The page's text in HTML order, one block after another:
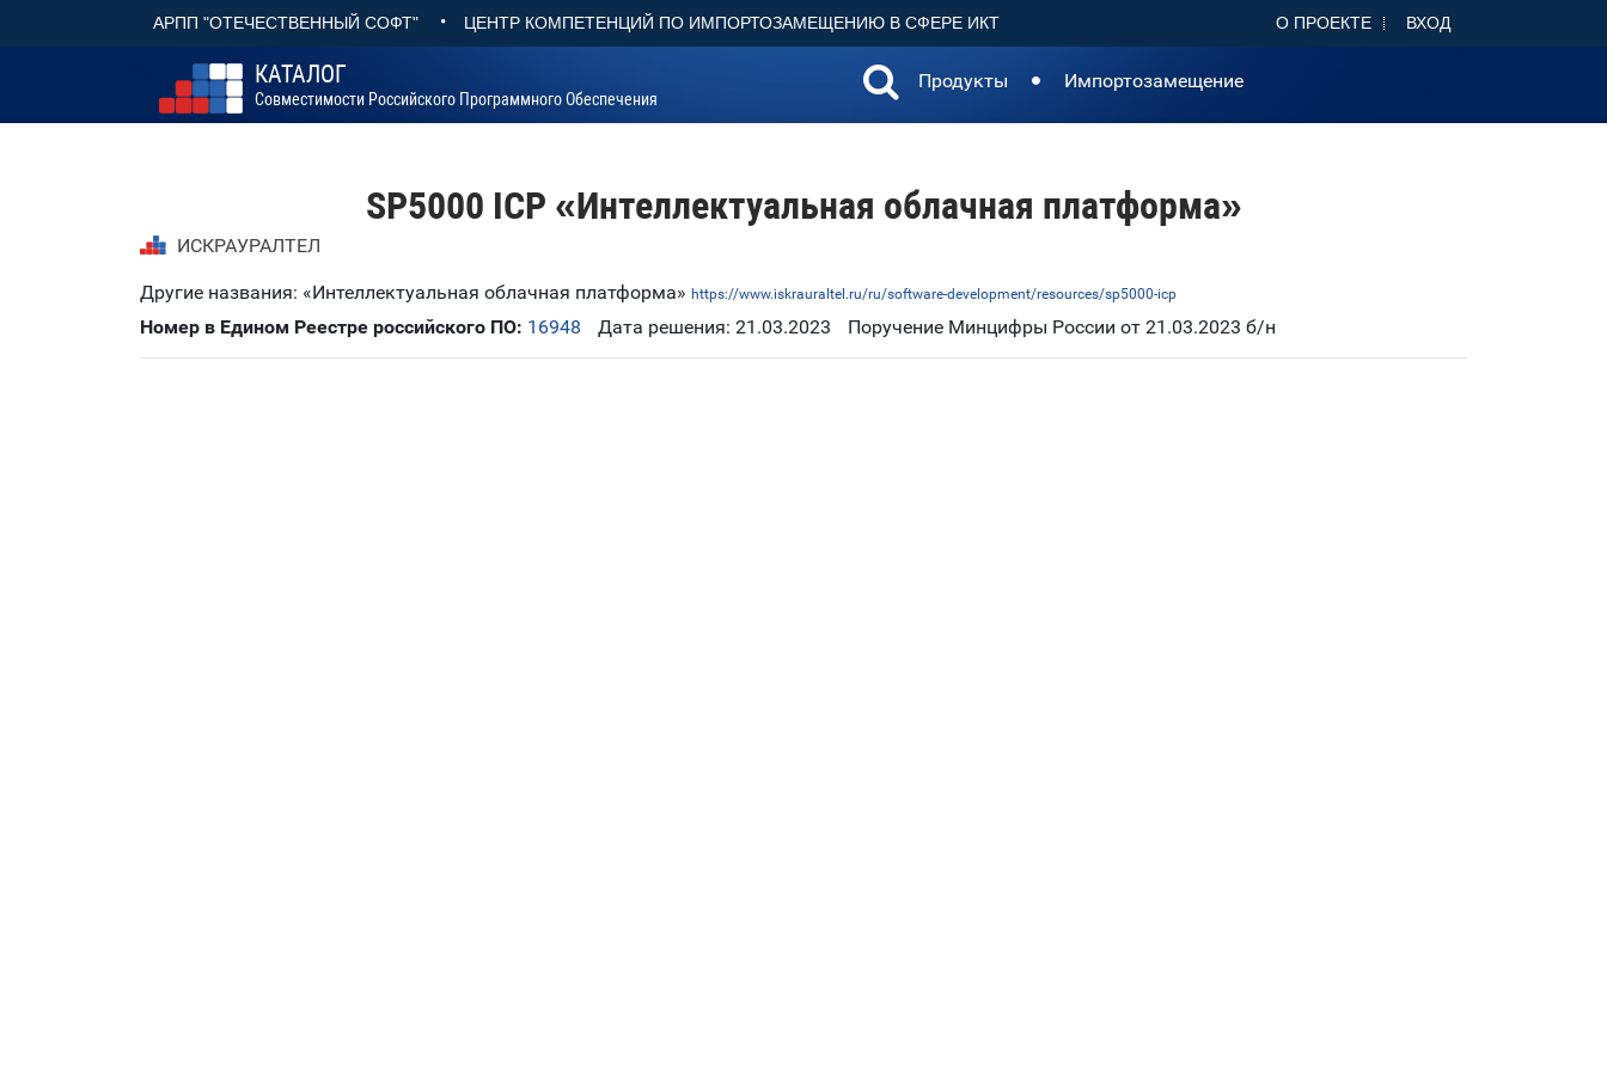
АРПП "ОТЕЧЕСТВЕННЫЙ СОФТ" • ЦЕНТР КОМПЕТЕНЦИЙ ПО ИМПОРТОЗАМЕЩЕНИЮ В СФЕРЕ ИКТ О ПРОЕКТЕ ВХОД
КАТАЛОГ
Совместимости Российского Программного Обеспечения
Продукты Импортозамещение
SP5000 ICP «Интеллектуальная облачная платформа»
ИСКРАУРАЛТЕЛ
Другие названия: «Интеллектуальная облачная платформа» https://www.iskrauraltel.ru/ru/software-development/resources/sp5000-icp
Номер в Едином Реестре российского ПО: 16948 Дата решения: 21.03.2023 Поручение Минцифры России от 21.03.2023 б/н